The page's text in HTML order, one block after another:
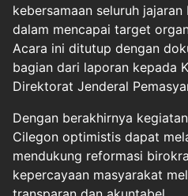
kebersamaan seluruh
dalam mencapai target
Acara ini ditutup dengan
bagian dari laporan kepada
Direktorat Jenderal
Dengan berakhirnya
Cilegon optimistis dapat
mendukung reformasi
kepercayaan masyarakat